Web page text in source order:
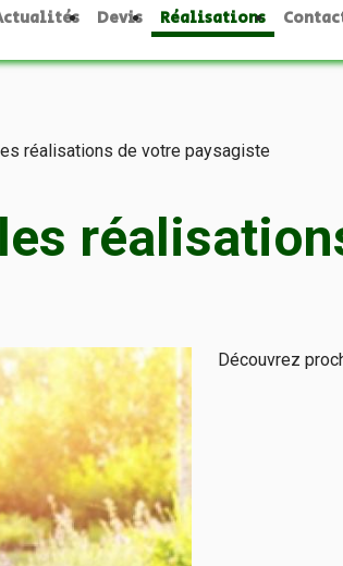
Devis Réalisations
réalisations de votre paysagiste
Découvrez